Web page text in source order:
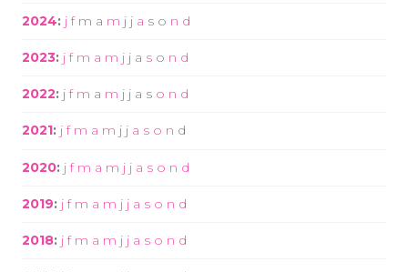
2024: j f m a m j j a s o n d
2023: j f m a m j j a s o n d
2022: j f m a m j j a s o n d
2021: j f m a m j j a s o n d
2020: j f m a m j j a s o n d
2019: j f m a m j j a s o n d
2018: j f m a m j j a s o n d